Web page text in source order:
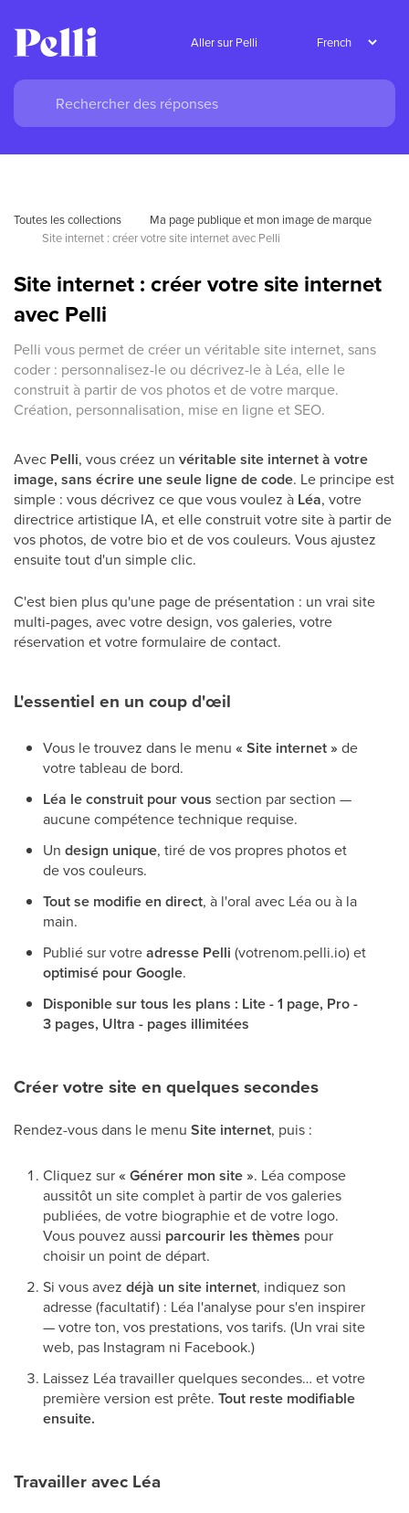
Aller sur Pelli
Toutes les collections
Ma page publique et mon image de marque
Site internet : créer votre site internet avec Pelli
Site internet : créer votre site internet
avec Pelli
Pelli vous permet de créer un véritable site internet, sans
coder : personnalisez-le ou décrivez-le à Léa, elle le
construit à partir de vos photos et de votre marque.
Création, personnalisation, mise en ligne et SEO.
Avec Pelli, vous créez un véritable site internet à votre
image, sans écrire une seule ligne de code. Le principe est
simple : vous décrivez ce que vous voulez à Léa, votre
directrice artistique IA, et elle construit votre site à partir de
vos photos, de votre bio et de vos couleurs. Vous ajustez
ensuite tout d'un simple clic.
C'est bien plus qu'une page de présentation : un vrai site
multi-pages, avec votre design, vos galeries, votre
réservation et votre formulaire de contact.
L'essentiel en un coup d'œil
Vous le trouvez dans le menu « Site internet » de
votre tableau de bord.
Léa le construit pour vous section par section —
aucune compétence technique requise.
Un design unique, tiré de vos propres photos et
de vos couleurs.
Tout se modifie en direct, à l'oral avec Léa ou à la
main.
Publié sur votreadresse Pelli (votrenom.pelli.io) et
optimisé pour Google.
Disponible sur tous les plans : Lite - 1 page, Pro -
3 pages, Ultra - pages illimitées
Créer votre site en quelques secondes
Rendez-vous dans le menu Site internet, puis :
Cliquez sur« Générer mon site ». Léa compose
aussitôt un site complet à partir de vos galeries
publiées, de votre biographie et de votre logo.
Vous pouvez aussi parcourir les thèmes pour
choisir un point de départ.
Si vous avez déjà un site internet, indiquez son
adresse (facultatif) : Léa l'analyse pour s'en inspirer
— votre ton, vos prestations, vos tarifs. (Un vrai site
web, pas Instagram ni Facebook.)
Laissez Léa travailler quelques secondes… et votre
première version est prête. Tout reste modifiable
ensuite.
Travailler avec Léa